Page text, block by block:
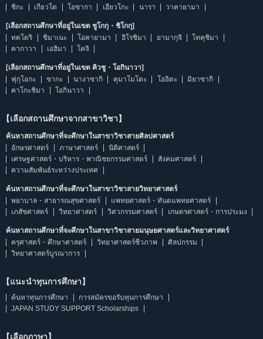
ชิกะ
เกียวโต โอซากา เฮียวโกะ นารา วาคายามา
[เลือกสถานศึกษาที่อยู่ในเขต ชูโกกุ・ชิโกกุ]
ทตโตริ
ชิมาเนะ โอคายามา ฮิโรชิมา ยามากุจิ
โทคุชิมา
คากาวา
เอฮิมา โคจิ
[เลือกสถานศึกษาที่อยู่ในเขต คิวชู・โอกินาวา]
ฟุกุโอกะ
ซากะ นางาซากิ คุมาโมโตะ โออิตะ
มิยาซากิ
คาโกะชิมา
โอกินาวา
【เลือกสถานศึกษาจากสาขาวิชา】
ค้นหาสถานศึกษาที่จะศึกษาในสาขาวิชาสายศิลปศาสตร์
อักษรศาสตร์
ภาษาศาสตร์
นิติศาสตร์
เศรษฐศาสตร์・บริหาร・พาณิชยกรรมศาสตร์
สังคมศาสตร์
ความสัมพันธ์ระหว่างประเทศ
ค้นหาสถานศึกษาที่จะศึกษาในสาขาวิชาสายวิทยาศาสตร์
พยาบาล・สาธารณสุขศาสตร์
แพทยศาสตร์・ทันตแพทยศาสตร์
เภสัชศาสตร์
วิทยาศาสตร์ วิศวกรรมศาสตร์ เกษตรศาสตร์・การประมง
ค้นหาสถานศึกษาที่จะศึกษาในสาขาวิชาสายมนุษยศาสตร์และวิทยาศาสตร์
ครุศาสตร์・ศึกษาศาสตร์
วิทยาศาสตร์ชีวภาพ
ศิลปกรรม
วิทยาศาสตร์บูรณาการ
【แนะนำทุนการศึกษา】
ค้นหาทุนการศึกษา
การสมัครขอรับทุนการศึกษา
JAPAN STUDY SUPPORT Scholarships
【เลือกภาษา】